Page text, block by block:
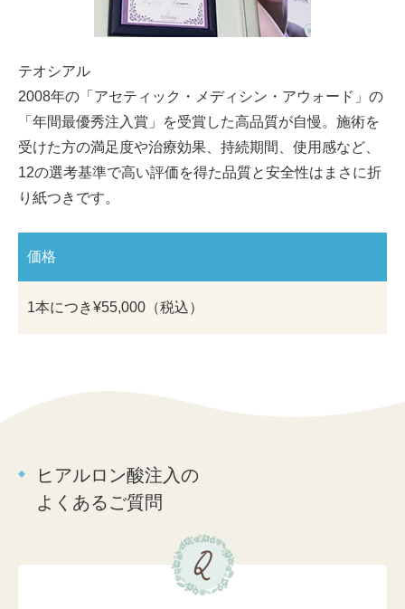
テオシアル
2008年の「アセティック・メディシン・アウォード」の
「年間最優秀注入賞」を受賞した高品質が自慢。施術を
受けた方の満足度や治療効果、持続期間、使用感など、
12の選考基準で高い評価を得た品質と安全性はまさに折
り紙つきです。
価格
1本につき¥55,000（税込）
ヒアルロン酸注入の
よくあるご質問